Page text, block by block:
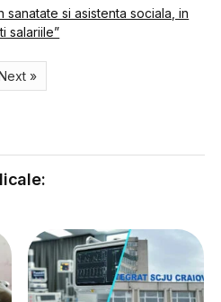
sanatate si asistenta sociala, in
salariile”
»